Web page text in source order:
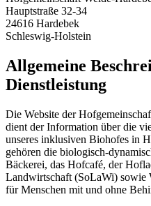
Hauptstraße 32-34
24616 Hardebek
Schleswig-Holstein
Allgemeine
Dienstleistung
Die Website der
dient der Information über die
unseres inklusiven Biohofes in
gehören die biologisch-
Bäckerei, das Hofcafé, der
Landwirtschaft (SoLaWi) sowie
für Menschen mit und ohne